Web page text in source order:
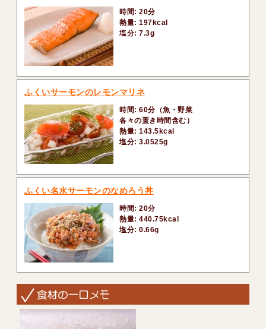
時間: 20分
熱量: 197kcal
塩分: 7.3g
ふくいサーモンのレモンマリネ
時間: 60分（魚・野菜
各々の置き時間含む）
熱量: 143.5kcal
塩分: 3.0525g
ふくい名水サーモンのなめろう丼
時間: 20分
熱量: 440.75kcal
塩分: 0.66g